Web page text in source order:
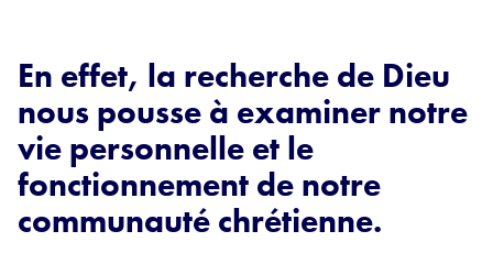
En effet, la recherche de Dieu
nous pousse à examiner notre
vie personnelle et le
fonctionnement de notre
communauté chrétienne.